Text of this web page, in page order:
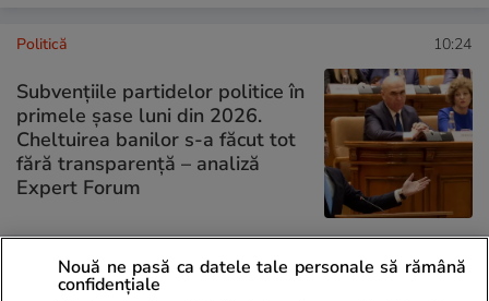
Politică 10:24
Subvențiile partidelor politice în
primele șase luni din 2026.
Cheltuirea banilor s-a făcut tot
fără transparență – analiză
Expert Forum
PARTENERI
Nouă ne pasă ca datele tale personale să rămână
confidențiale